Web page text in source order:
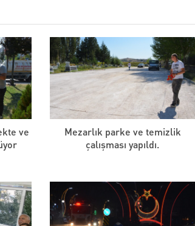
ve
Mezarlık parke ve temizlik
çalışması yapıldı.